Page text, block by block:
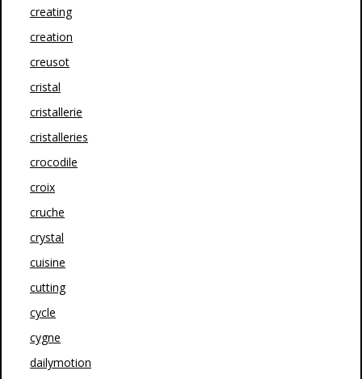
creating
creation
creusot
cristal
cristallerie
cristalleries
crocodile
croix
cruche
crystal
cuisine
cutting
cycle
cygne
dailymotion